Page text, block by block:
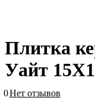
Плитка
Уайт
0Нет отзывов